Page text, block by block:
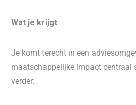
Wat je krijgt
Je komt terecht in een
maatschappelijke impact centraal
verder: